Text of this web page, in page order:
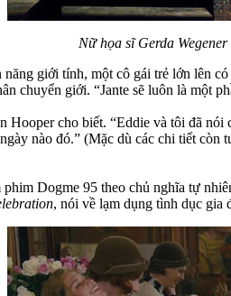
Nữ họa sĩ Gerda
giới tính, một cô gái trẻ lớn lên
chuyển giới. “Jante sẽ luôn là
Hooper cho biết. “Eddie và tôi đã
nào đó.” (Mặc dù các chi tiết
Dogme 95 theo chủ nghĩa tự
, nói về lạm dụng tình dục gia